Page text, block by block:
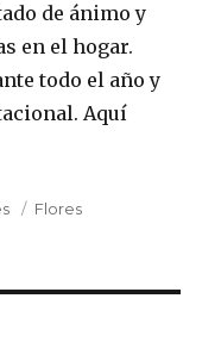
de ánimo y
en el hogar.
todo el año y
Aquí
Tags
Flores